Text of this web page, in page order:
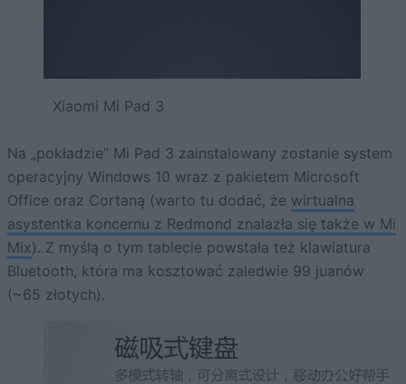
Xiaomi Mi Pad 3
Na „pokładzie” Mi Pad 3 zainstalowany zostanie system
operacyjny Windows 10 wraz z pakietem Microsoft
Office oraz Cortaną (warto tu dodać, że wirtualna
asystentka koncernu z Redmond znalazła się także w Mi
Mix). Z myślą o tym tablecie powstała też klawiatura
Bluetooth, która ma kosztować zaledwie 99 juanów
(~65 złotych).